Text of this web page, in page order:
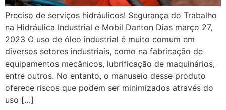
Preciso de serviços hidráulicos! Segurança do Trabalho
na Hidráulica Industrial e Mobil Danton Dias março 27,
2023 O uso de óleo industrial é muito comum em
diversos setores industriais, como na fabricação de
equipamentos mecânicos, lubrificação de maquinários,
entre outros. No entanto, o manuseio desse produto
oferece riscos que podem ser minimizados através do
uso […]